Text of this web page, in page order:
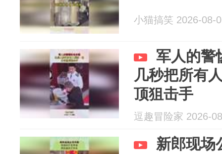
小猫搞笑 2026-08-
军人的警
几秒把所有
顶狙击手
逗趣冒险家 2026-
新郎现场